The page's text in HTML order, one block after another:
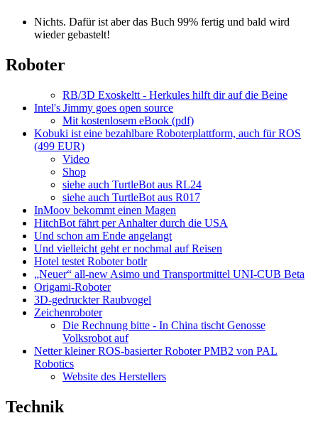
Nichts. Dafür ist aber das Buch 99% fertig und bald wird
wieder gebastelt!
Roboter
RB/3D Exoskeltt - Herkules hilft dir auf die Beine
Intel's Jimmy goes open source
Mit kostenlosem eBook (pdf)
Kobuki ist eine bezahlbare Roboterplattform, auch für ROS
(499 EUR)
Video
Shop
siehe auch TurtleBot aus RL24
siehe auch TurtleBot aus R017
InMoov bekommt einen Magen
HitchBot fährt per Anhalter durch die USA
Und schon am Ende angelangt
Und vielleicht geht er nochmal auf Reisen
Hotel testet Roboter botlr
„Neuer“ all-new Asimo und Transportmittel UNI-CUB Beta
Origami-Roboter
3D-gedruckter Raubvogel
Zeichenroboter
Die Rechnung bitte - In China tischt Genosse
Volksrobot auf
Netter kleiner ROS-basierter Roboter PMB2 von PAL
Robotics
Website des Herstellers
Technik